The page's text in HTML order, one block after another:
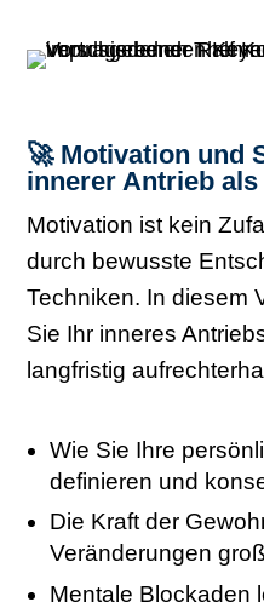
🚀 Motivation und
innerer Antrieb
Motivation ist kein
durch bewusste
Techniken. In diesem
Sie Ihr inneres
langfristig
Wie Sie Ihre
definieren und
Die Kraft der
Veränderungen
Mentale Blockaden